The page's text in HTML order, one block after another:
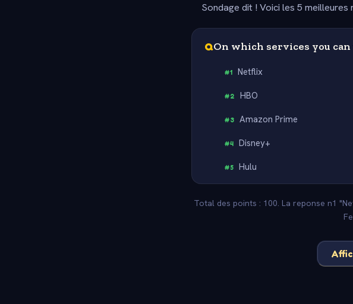
Sondage dit ! Voici les 5
QOn which services you
#1 Netflix
#2 HBO
#3 Amazon Prime
#4 Disney+
#5 Hulu
Total des points : 100. La reponse n1